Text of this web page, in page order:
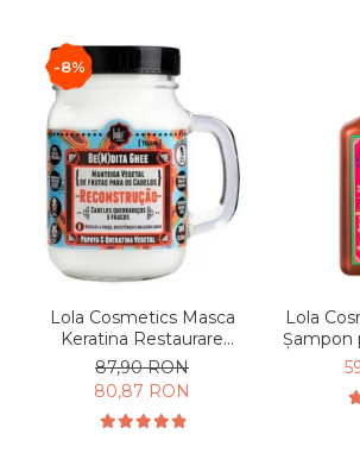
-8%
Lola Cosmetics Masca
Keratina Restaurare
Intensa 350g
87,90 RON
80,87 RON
Lola
Șampon